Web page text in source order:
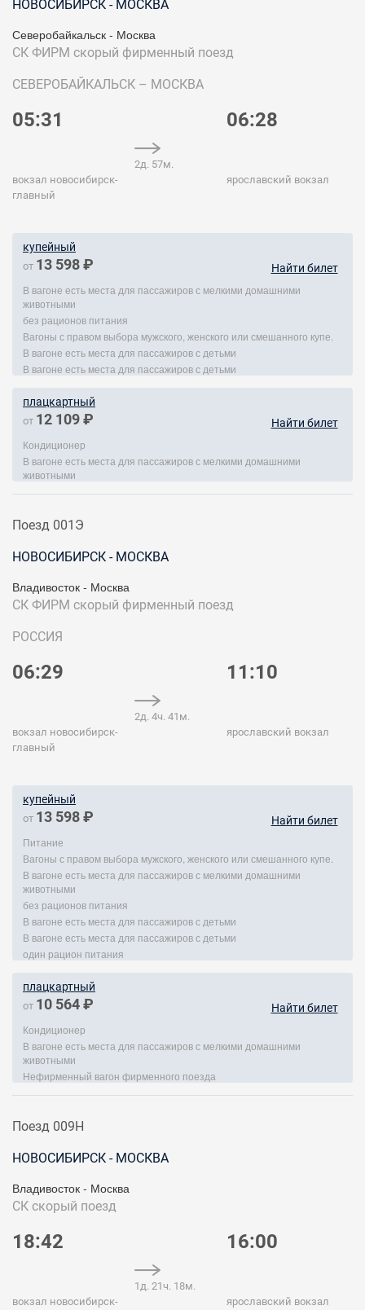
НОВОСИБИРСК - МОСКВА
Северобайкальск - Москва
СК ФИРМ скорый фирменный поезд
СЕВЕРОБАЙКАЛЬСК – МОСКВА
05:31
вокзал новосибирск-
главный
2д. 57м.
06:28
ярославский вокзал
купейный
от 13 598 ₽ Найти билет
В вагоне есть места для пассажиров с мелкими домашними
животными
без рационов питания
Вагоны с правом выбора мужского, женского или смешанного купе.
В вагоне есть места для пассажиров с детьми
В вагоне есть места для пассажиров с детьми
плацкартный
от 12 109 ₽ Найти билет
Кондиционер
В вагоне есть места для пассажиров с мелкими домашними
животными
Поезд 001Э
НОВОСИБИРСК - МОСКВА
Владивосток - Москва
СК ФИРМ скорый фирменный поезд
РОССИЯ
06:29
вокзал новосибирск-
главный
2д. 4ч. 41м.
11:10
ярославский вокзал
купейный
от 13 598 ₽ Найти билет
Питание
Вагоны с правом выбора мужского, женского или смешанного купе.
В вагоне есть места для пассажиров с мелкими домашними
животными
без рационов питания
В вагоне есть места для пассажиров с детьми
В вагоне есть места для пассажиров с детьми
один рацион питания
плацкартный
от 10 564 ₽ Найти билет
Кондиционер
В вагоне есть места для пассажиров с мелкими домашними
животными
Нефирменный вагон фирменного поезда
Поезд 009Н
НОВОСИБИРСК - МОСКВА
Владивосток - Москва
СК скорый поезд
18:42
вокзал новосибирск-
1д. 21ч. 18м.
16:00
ярославский вокзал